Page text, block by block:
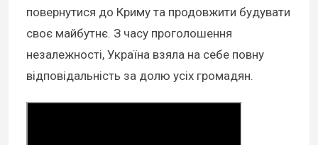
повернутися до Криму та продовжити будувати
своє майбутнє. З часу проголошення
незалежності, Україна взяла на себе повну
відповідальність за долю усіх громадян.